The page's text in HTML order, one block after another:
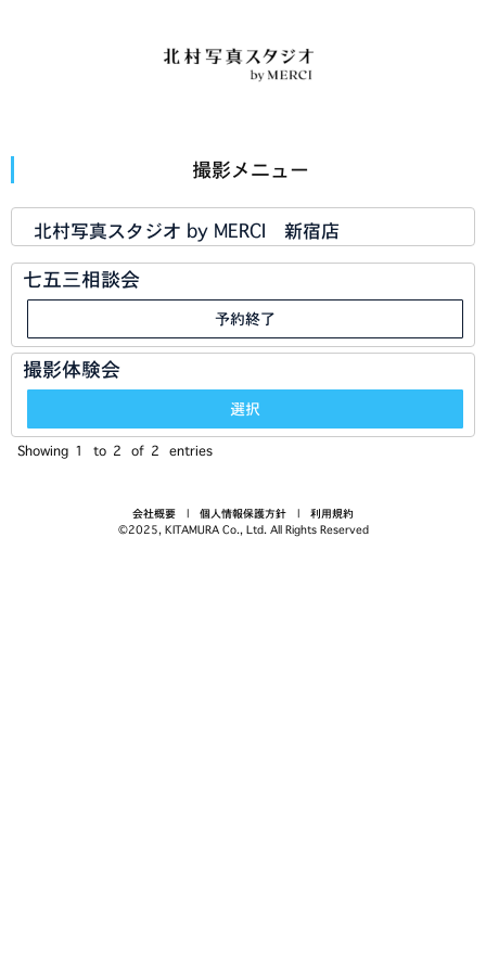
撮影メニュー
北村写真スタジオ by MERCI 新宿店
七五三相談会
予約終了
撮影体験会
選択
Showing 1 to 2 of 2 entries
会社概要 | 個人情報保護方針 | 利用規約
©2025, KITAMURA Co., Ltd. All Rights Reserved